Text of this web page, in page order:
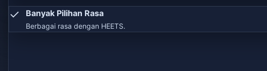
✓ Banyak Pilihan Rasa
Berbagai rasa dengan HEETS.